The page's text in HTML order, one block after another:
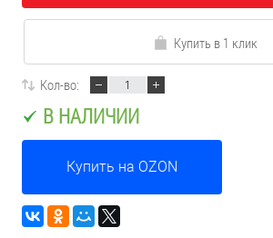
Купить в 1 клик
Кол-во:
В НАЛИЧИИ
Купить на OZON